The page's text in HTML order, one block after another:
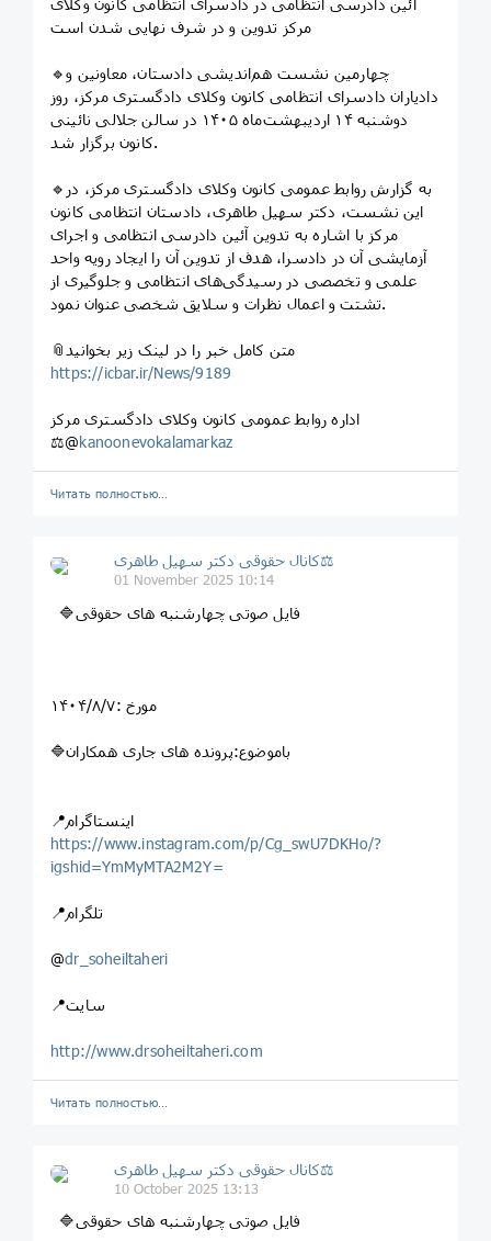
مرکز تدوین و در شرف نهایی شدن است
🔹چهارمین نشست هم‌اندیشی دادستان، معاونین و
دادیاران دادسرای انتظامی کانون وکلای دادگستری مرکز، روز
دوشنبه ۱۴ اردیبهشت‌ماه ۱۴۰۵ در سالن جلالی نائینی
کانون برگزار شد.
🔹به گزارش روابط عمومی کانون وکلای دادگستری مرکز، در
این نشست، دکتر سهیل طاهری، دادستان انتظامی کانون
مرکز با اشاره به تدوین آئین دادرسی انتظامی و اجرای
آزمایشی آن در دادسرا، هدف از تدوین آن را ایجاد رویه واحد
علمی و تخصصی در رسیدگی‌های انتظامی و جلوگیری از
تشتت و اعمال نظرات و سلایق شخصی عنوان نمود.
📎متن کامل خبر را در لینک زیر بخوانید
https://icbar.ir/News/9189
اداره روابط عمومی کانون وکلای دادگستری مرکز
⚖️@kanoonevokalamarkaz
Читать полностью…
کانال حقوقی دکتر سهيل طاهری⚖
01 November 2025 10:14
🔷فایل صوتی چهارشنبه های حقوقی
مورخ :۱۴۰۴/۸/۷
🔷باموضوع:پرونده های جاری همکاران
📍اینستاگرام
https://www.instagram.com/p/Cg_swU7DKHo/?
igshid=YmMyMTA2M2Y=
📍تلگرام
@dr_soheiltaheri
📍سایت
http://www.drsoheiltaheri.com
Читать полностью…
کانال حقوقی دکتر سهيل طاهری⚖
10 October 2025 13:13
🔷فایل صوتی چهارشنبه های حقوقی